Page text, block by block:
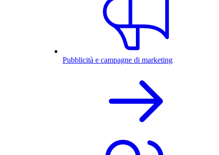
Pubblicità e campagne di marketing